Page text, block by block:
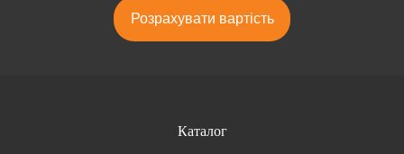
Розрахувати вартість
Каталог